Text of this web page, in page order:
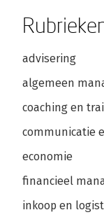
advisering
algemeen
coaching en
communicatie
economie
financieel
inkoop en